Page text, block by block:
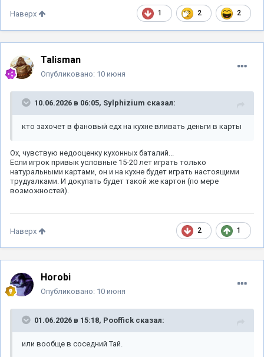
1 2 2
Наверх
Talisman
Опубликовано: 10 июня
10.06.2026 в 06:05, Sylphizium сказал:
кто захочет в фановый едх на кухне вливать деньги в карты
Ох, чувствую недооценку кухонных баталий...
Если игрок привык условные 15-20 лет играть только
натуральными картами, он и на кухне будет играть настоящими
трудуалками. И докупать будет такой же картон (по мере
возможностей).
2 1
Наверх
Horobi
Опубликовано: 10 июня
01.06.2026 в 15:18, Pooffick сказал:
или вообще в соседний Тай.